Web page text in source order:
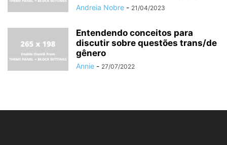
Andreia Nobre - 21/04/2023
Entendendo conceitos para
discutir sobre questões trans/de
gênero
Annie - 27/07/2022